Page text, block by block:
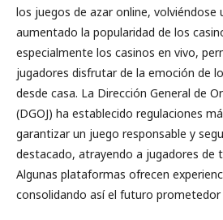
los juegos de azar online, volviéndose
aumentado la popularidad de los
especialmente los casinos en vivo,
jugadores disfrutar de la emoción de
desde casa. La Dirección General de
(DGOJ) ha establecido regulaciones
garantizar un juego responsable y
destacado, atrayendo a jugadores de
Algunas plataformas ofrecen
consolidando así el futuro prometedor